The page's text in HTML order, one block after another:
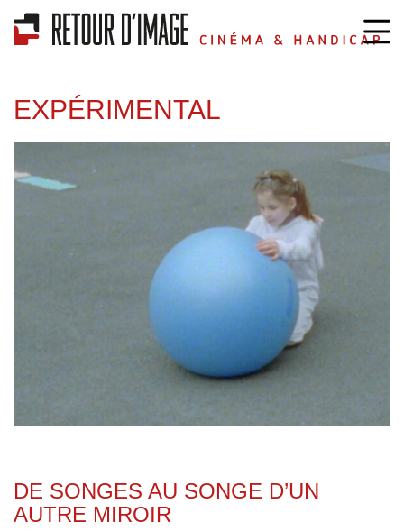
EXPÉRIMENTAL
DE SONGES AU SONGE D’UN
AUTRE MIROIR